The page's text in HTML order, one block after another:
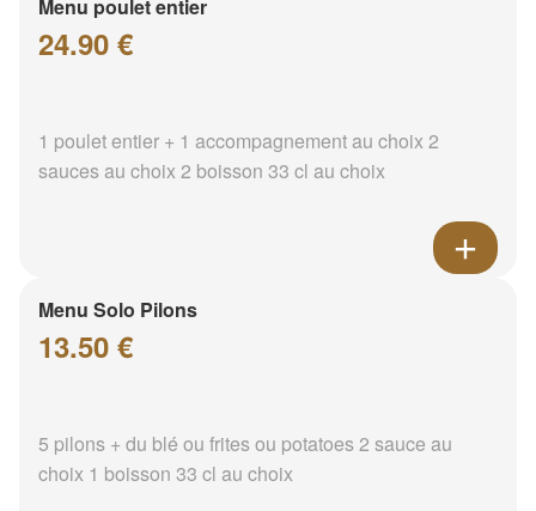
Menu poulet entier
24.90 €
1 poulet entier + 1 accompagnement au choix 2
sauces au choix 2 boisson 33 cl au choix
Menu Solo Pilons
13.50 €
5 pilons + du blé ou frites ou potatoes 2 sauce au
choix 1 boisson 33 cl au choix